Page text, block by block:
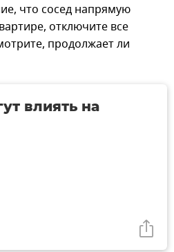
что сосед напрямую
отключите все
продолжает ли
влиять на